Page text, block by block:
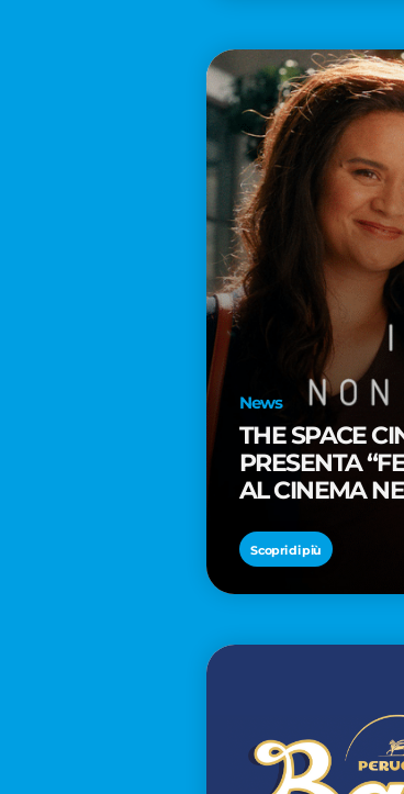
News
THE SPACE
PRESENTA
AL CINEMA
PREMIO
Scopri di più